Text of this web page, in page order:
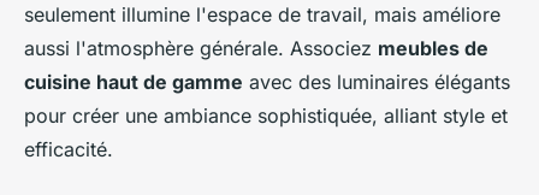
seulement illumine l'espace de travail, mais améliore
aussi l'atmosphère générale. Associez meubles de
cuisine haut de gamme avec des luminaires élégants
pour créer une ambiance sophistiquée, alliant style et
efficacité.